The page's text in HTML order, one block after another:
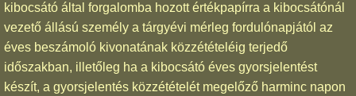
kibocsátó által forgalomba hozott értékpapírra a kibocsátónál
vezető állású személy a tárgyévi mérleg fordulónapjától az
éves beszámoló kivonatának közzétételéig terjedő
időszakban, illetőleg ha a kibocsátó éves gyorsjelentést
készít, a gyorsjelentés közzétételét megelőző harminc napon